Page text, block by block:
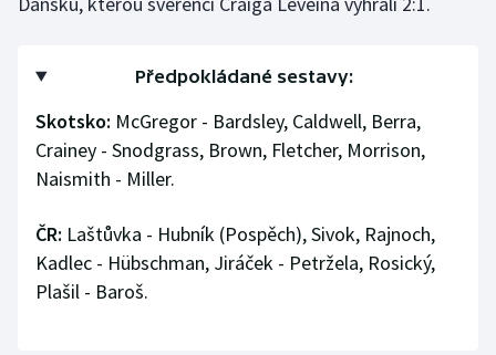
Short track
Sportovní střelba
Stolní tenis
Triatlon
Veslování
Předpokládané sestavy:
Skotsko: McGregor - Bardsley, Caldwell, Berra,
Crainey - Snodgrass, Brown, Fletcher, Morrison,
Naismith - Miller.
ČR: Laštůvka - Hubník (Pospěch), Sivok, Rajnoch,
Kadlec - Hübschman, Jiráček - Petržela, Rosický,
Plašil - Baroš.